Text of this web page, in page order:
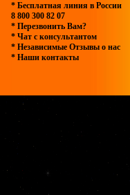
* Бесплатная линия в России
8 800 300 82 07
* Перезвонить Вам?
* Чат с консультантом
* Независимые Отзывы о нас
* Наши контакты